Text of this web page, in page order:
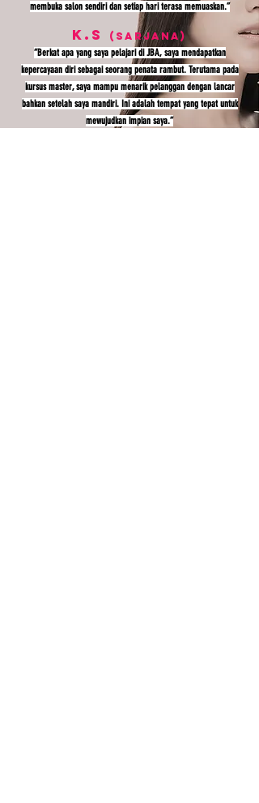
membuka salon sendiri dan setiap hari terasa memuaskan.”
K.S (Sarjana)
“Berkat apa yang saya pelajari di JBA, saya mendapatkan
kepercayaan diri sebagai seorang penata rambut. Terutama pada
kursus master, saya mampu menarik pelanggan dengan lancar
bahkan setelah saya mandiri. Ini adalah tempat yang tepat untuk
mewujudkan impian saya.”